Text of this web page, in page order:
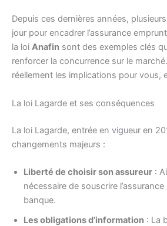
Depuis ces dernières années,
jour pour encadrer l’assurance
la loi Anafin sont des exemples clés
renforcer la concurrence sur le
réellement les implications pour vous,
La loi Lagarde et ses conséquences
La loi Lagarde, entrée en vigueur en
changements majeurs :
Liberté de choisir son assureur :
nécessaire de souscrire
banque.
Les obligations d’information : La